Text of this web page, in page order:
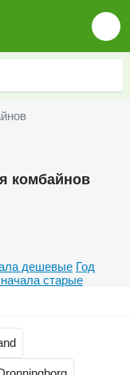
комбайнов
дешевые Год
старые